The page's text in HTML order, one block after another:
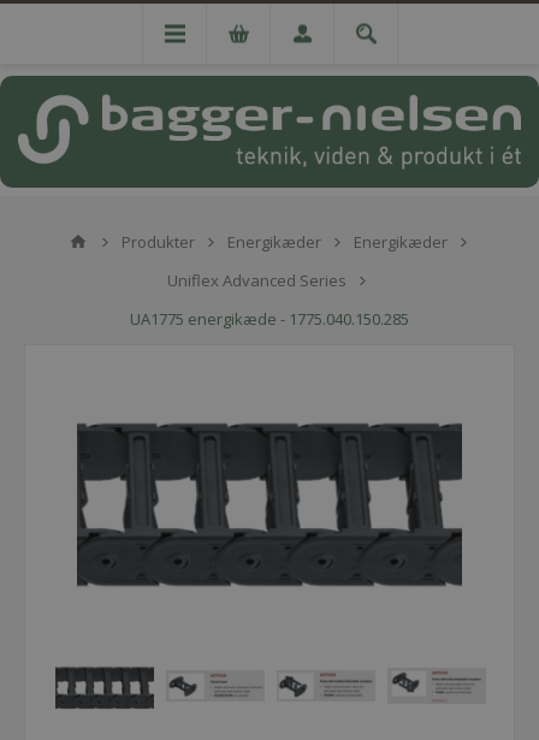
Produkter Energikæder
Energikæder
Uniflex Advanced Series
UA1775 energikæde - 1775.040.150.285